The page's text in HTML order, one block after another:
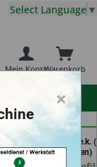
Warenkorb
Mein Konto
Select Language ▼
moeller-24.de e.k.
Gelsenkirchen)
×